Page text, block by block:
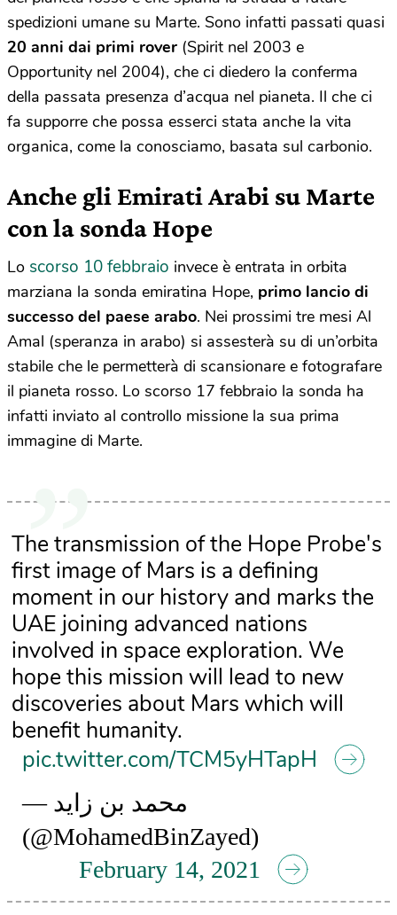
spedizioni umane su Marte. Sono infatti passati quasi
20 anni dai primi rover (Spirit nel 2003 e
Opportunity nel 2004), che ci diedero la conferma
della passata presenza d’acqua nel pianeta. Il che ci
fa supporre che possa esserci stata anche la vita
organica, come la conosciamo, basata sul carbonio.
Anche gli Emirati Arabi su Marte
con la sonda Hope
Lo scorso 10 febbraio invece è entrata in orbita
marziana la sonda emiratina Hope, primo lancio di
successo del paese arabo. Nei prossimi tre mesi Al
Amal (speranza in arabo) si assesterà su di un’orbita
stabile che le permetterà di scansionare e fotografare
il pianeta rosso. Lo scorso 17 febbraio la sonda ha
infatti inviato al controllo missione la sua prima
immagine di Marte.
The transmission of the Hope Probe's
first image of Mars is a defining
moment in our history and marks the
UAE joining advanced nations
involved in space exploration. We
hope this mission will lead to new
discoveries about Mars which will
benefit humanity.
pic.twitter.com/TCM5yHTapH
— محمد بن زايد
(@MohamedBinZayed)
February 14, 2021